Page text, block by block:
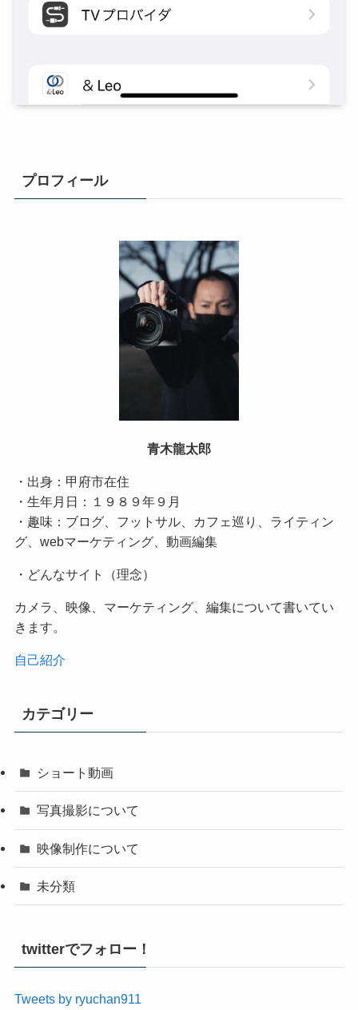
プロフィール
青木龍太郎
・出身：甲府市在住
・生年月日：１９８９年９月
・趣味：ブログ、フットサル、カフェ巡り、ライティン
グ、webマーケティング、動画編集
・どんなサイト（理念）
カメラ、映像、マーケティング、編集について書いてい
きます。
自己紹介
カテゴリー
ショート動画
写真撮影について
映像制作について
未分類
twitterでフォロー！
Tweets by ryuchan911